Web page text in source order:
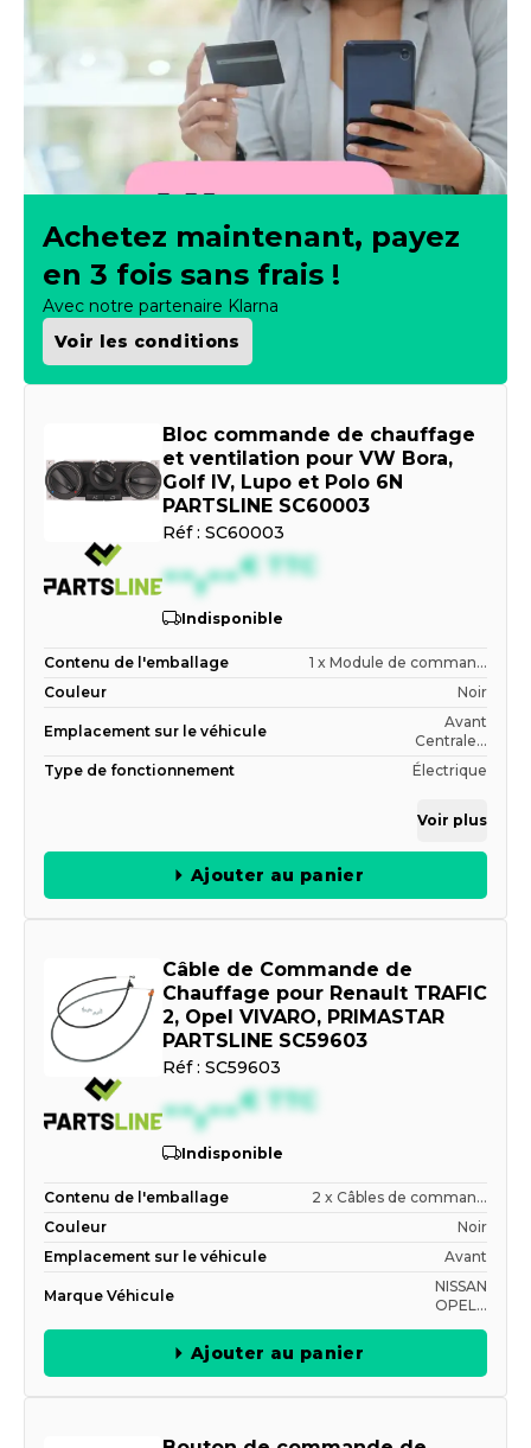
Achetez maintenant, payez
en 3 fois sans frais !
Avec notre partenaire Klarna
Voir les conditions
Bloc commande de chauffage
et ventilation pour VW Bora,
Golf IV, Lupo et Polo 6N
PARTSLINE SC60003
Réf : SC60003
--,--€ TTC
Indisponible
Contenu de l'emballage
1 x Module de comman...
Couleur
Noir
Emplacement sur le véhicule
Avant
Centrale...
Type de fonctionnement
Électrique
Voir plus
Ajouter au panier
Câble de Commande de
Chauffage pour Renault TRAFIC
2, Opel VIVARO, PRIMASTAR
PARTSLINE SC59603
Réf : SC59603
--,--€ TTC
Indisponible
Contenu de l'emballage
2 x Câbles de comman...
Couleur
Noir
Emplacement sur le véhicule
Avant
Marque Véhicule
NISSAN
OPEL...
Ajouter au panier